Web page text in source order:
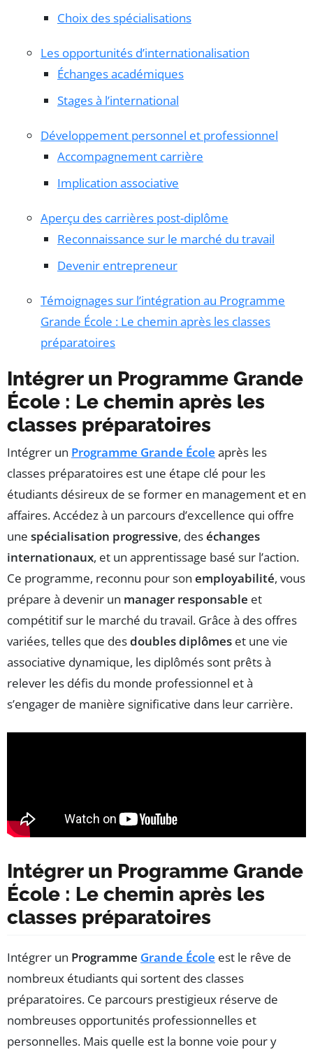
Choix des spécialisations
Les opportunités d’internationalisation
Échanges académiques
Stages à l’international
Développement personnel et professionnel
Accompagnement carrière
Implication associative
Aperçu des carrières post-diplôme
Reconnaissance sur le marché du travail
Devenir entrepreneur
Témoignages sur l’intégration au Programme
Grande École : Le chemin après les classes
préparatoires
Intégrer un Programme Grande
École : Le chemin après les
classes préparatoires
Intégrer un Programme Grande École après les
classes préparatoires est une étape clé pour les
étudiants désireux de se former en management et en
affaires. Accédez à un parcours d’excellence qui offre
une spécialisation progressive, deséchanges
internationaux, et un apprentissage basé sur l’action.
Ce programme, reconnu pour son employabilité, vous
prépare à devenir un manager responsable et
compétitif sur le marché du travail. Grâce à des offres
variées, telles que desdoubles diplômes et une vie
associative dynamique, les diplômés sont prêts à
relever les défis du monde professionnel et à
s’engager de manière significative dans leur carrière.
Intégrer un Programme Grande
École : Le chemin après les
classes préparatoires
Intégrer un Programme Grande École est le rêve de
nombreux étudiants qui sortent des classes
préparatoires. Ce parcours prestigieux réserve de
nombreuses opportunités professionnelles et
personnelles. Mais quelle est la bonne voie pour y